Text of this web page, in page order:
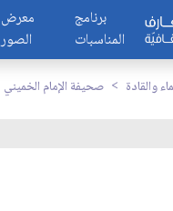
معرض
الصور
برنامج
المناسبات
والقادة صحيفة الإمام الخميني